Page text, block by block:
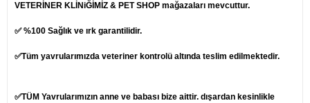
VETERİNER KLİNiĞİMİZ & PET SHOP mağazaları mevcuttur.
✅ %100 Sağlık ve ırk garantilidir.
✅Tüm yavrularımızda veteriner kontrolü altında teslim edilmektedir.
✅TÜM Yavrularımızın anne ve babası bize aittir. dışardan kesinlikle